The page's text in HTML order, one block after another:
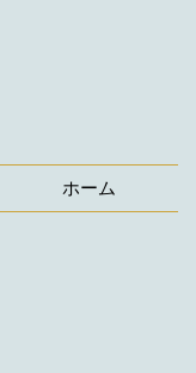
ホーム